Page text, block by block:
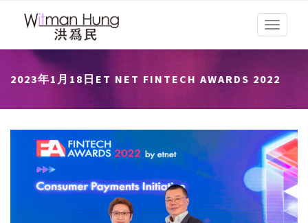
Toggle
2023年1月18日ET NET FINTECH AWARDS 2022